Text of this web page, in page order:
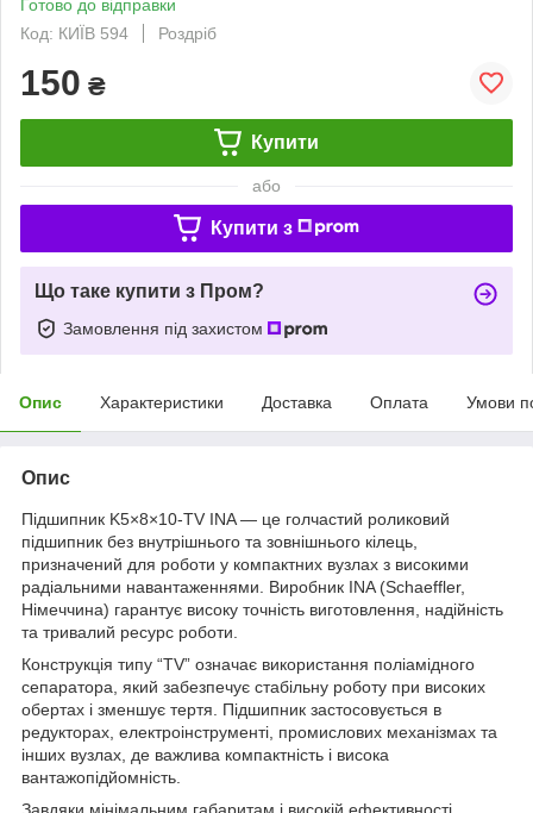
Готово до відправки
Код: КИЇВ 594
Роздріб
150 ₴
Купити
або
Купити з
Що таке купити з Пром?
Замовлення під захистом
Опис Характеристики Доставка Оплата Умови
Опис
Підшипник K5×8×10-TV INA — це голчастий роликовий
підшипник без внутрішнього та зовнішнього кілець,
призначений для роботи у компактних вузлах з високими
радіальними навантаженнями. Виробник INA (Schaeffler,
Німеччина) гарантує високу точність виготовлення, надійність
та тривалий ресурс роботи.
Конструкція типу “TV” означає використання поліамідного
сепаратора, який забезпечує стабільну роботу при високих
обертах і зменшує тертя. Підшипник застосовується в
редукторах, електроінструменті, промислових механізмах та
інших вузлах, де важлива компактність і висока
вантажопідйомність.
Завдяки мінімальним габаритам і високій ефективності